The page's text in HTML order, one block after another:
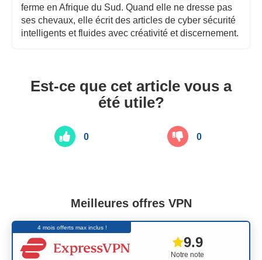
ferme en Afrique du Sud. Quand elle ne dresse pas
ses chevaux, elle écrit des articles de cyber sécurité
intelligents et fluides avec créativité et discernement.
Est-ce que cet article vous a
été utile?
0 0
Meilleures offres VPN
4 mois offerts max inclus !
Notre note
9.9